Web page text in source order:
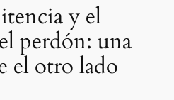
y el
perdón: una
el otro lado